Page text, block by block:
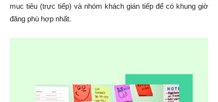
mục tiêu (trực tiếp) và nhóm khách gián tiếp để có khung giờ
đăng phù hợp nhất.